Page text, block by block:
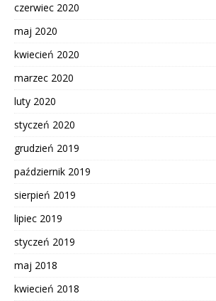
czerwiec 2020
maj 2020
kwiecień 2020
marzec 2020
luty 2020
styczeń 2020
grudzień 2019
październik 2019
sierpień 2019
lipiec 2019
styczeń 2019
maj 2018
kwiecień 2018